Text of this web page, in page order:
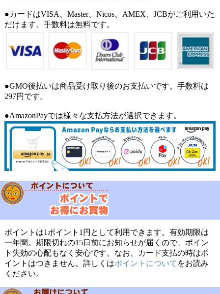
●カードはVISA、Master、Nicos、AMEX、JCBがご利用いた
だけます。手数料は無料です。
●GMO後払いは商品受け取り後のお支払いです。手数料は
297円です。
●AmazonPayでは様々な支払方法が選択できます。
ポイントは1ポイント1円として利用できます。有効期限は
一年間。期限切れの15日前にお知らせが届くので、ポイン
ト失効の心配もなく安心です。なお、カード支払の時はポ
イントはつきません。詳しくはポイントについて をお読み
ください。